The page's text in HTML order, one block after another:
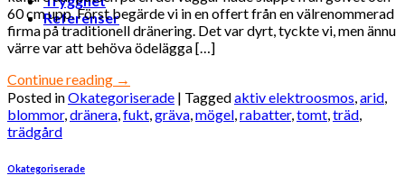
Referenser
60 cm upp. Först begärde vi in en offert från en välrenommerad
firma på traditionell dränering. Det var dyrt, tyckte vi, men ännu
värre var att behöva ödelägga […]
Continue reading →
Posted inOkategoriserade | Taggedaktiv elektroosmos,arid,
blommor,dränera,fukt,gräva,mögel,rabatter,tomt,träd,
trädgård
Okategoriserade